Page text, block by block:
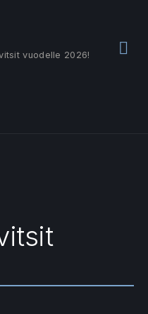
vuodelle 2026!